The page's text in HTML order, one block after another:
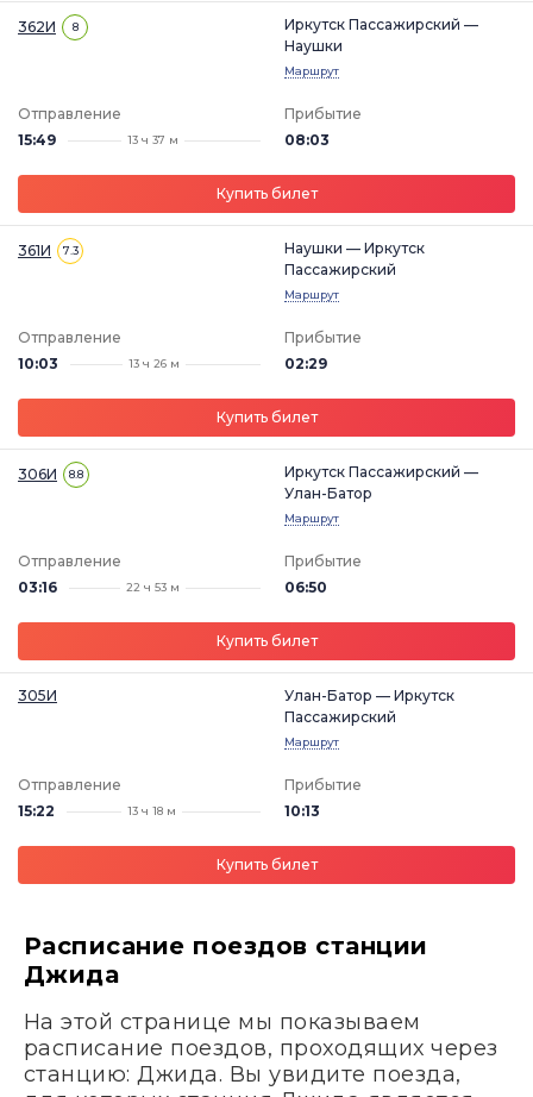
362И 8
Иркутск Пассажирский —
Наушки
Маршрут
Отправление
15:49
13 ч 37 м
Прибытие
08:03
Купить билет
361И 7.3
Наушки — Иркутск
Пассажирский
Маршрут
Отправление
10:03
13 ч 26 м
Прибытие
02:29
Купить билет
306И 8.8
Иркутск Пассажирский —
Улан-Батор
Маршрут
Отправление
03:16
22 ч 53 м
Прибытие
06:50
Купить билет
305И
Улан-Батор — Иркутск
Пассажирский
Маршрут
Отправление
15:22
13 ч 18 м
Прибытие
10:13
Купить билет
Расписание поездов станции
Джида
На этой странице мы показываем
расписание поездов, проходящих через
станцию: Джида. Вы увидите поезда,